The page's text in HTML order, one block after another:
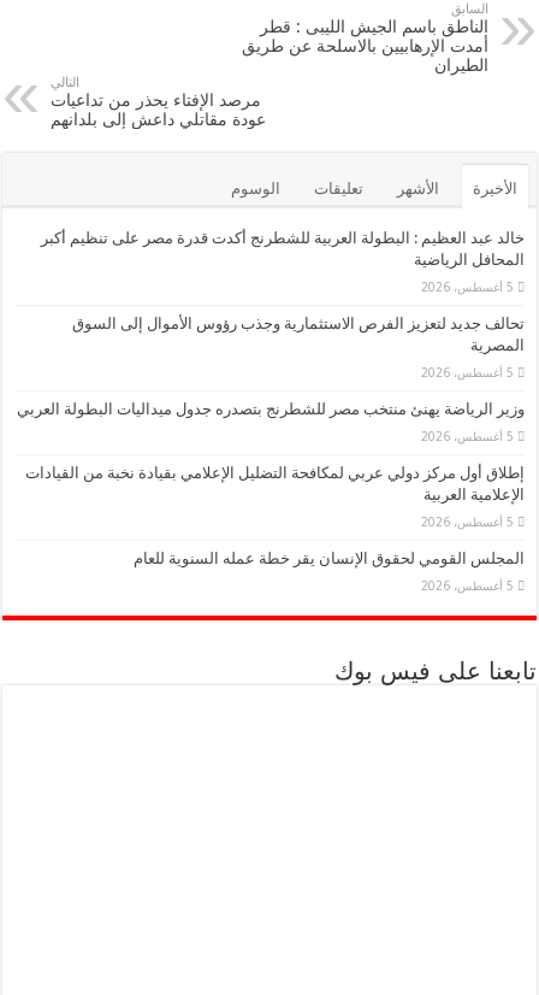
e
k
i
r
السابق
الناطق باسم الجيش الليبى : قطر
أمدت الإرهابيين بالاسلحة عن طريق
الطيران
التالي
مرصد الإفتاء يحذر من تداعيات
عودة مقاتلي داعش إلى بلدانهم
الأخيرة الأشهر تعليقات الوسوم
خالد عبد العظيم : البطولة العربية للشطرنج أكدت قدرة مصر على تنظيم أكبر
المحافل الرياضية
5 أغسطس، 2026
تحالف جديد لتعزيز الفرص الاستثمارية وجذب رؤوس الأموال إلى السوق
المصرية
5 أغسطس، 2026
وزير الرياضة يهنئ منتخب مصر للشطرنج بتصدره جدول ميداليات البطولة العربي
5 أغسطس، 2026
إطلاق أول مركز دولي عربي لمكافحة التضليل الإعلامي بقيادة نخبة من القيادات
الإعلامية العربية
5 أغسطس، 2026
المجلس القومي لحقوق الإنسان يقر خطة عمله السنوية للعام
5 أغسطس، 2026
تابعنا على فيس بوك